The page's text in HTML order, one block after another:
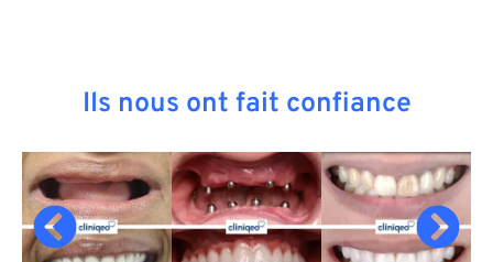
Ils nous ont fait confiance